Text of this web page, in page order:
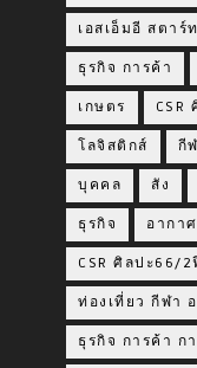
เอสเอ็มอี สตาร์
ธุรกิจ การค้า
เกษตร CSR
โลจิสติกส์ กี
บุคคล สัง
ธุรกิจ อากาศ
CSR ศิลปะ66/
ท่องเที่ยว กีฬา
ธุรกิจ การค้า ก